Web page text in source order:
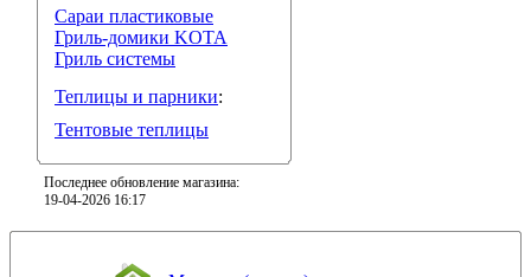
Сараи пластиковые
Гриль-домики KOTA
Гриль системы
Теплицы и парники:
Тентовые теплицы
Последнее обновление магазина:
19-04-2026 16:17